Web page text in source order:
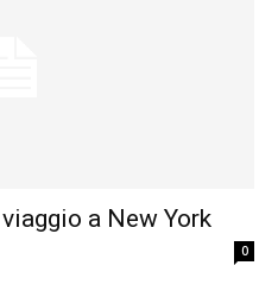
a New York
0